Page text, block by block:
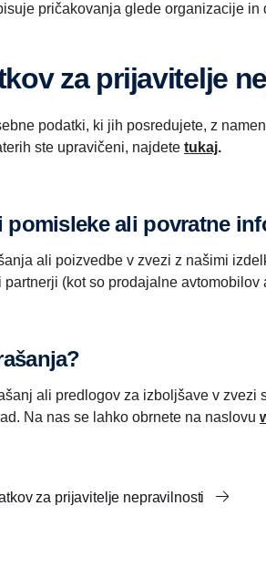
pričakovanja glede organizacije
za prijavitelje
podatki, ki jih posredujete, z
ste upravičeni, najdete tukaj.
pomisleke ali povratne
ali poizvedbe v zvezi z našimi
(kot so prodajalne
ali predlogov za izboljšave v
Na nas se lahko obrnete na naslovu
za prijavitelje nepravilnosti